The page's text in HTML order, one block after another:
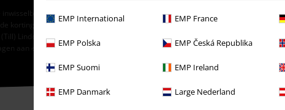
EMP International EMP France
EMP Polska EMP Česká Republika
EMP Suomi EMP Ireland
EMP Danmark Large Nederland
Kan niet worden gebruikt in combinatie met andere promotiecodes.
korting automatisch verrekend in je winkelmandje. Niet geldig op boeken,
Lindemann, Die Ärzte, Die Toten Hosen, Feine Sahne Fischfilet, Broilers,
aan een goed doel.